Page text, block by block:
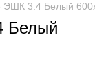
ЭШК 3.4 Белый
Белый